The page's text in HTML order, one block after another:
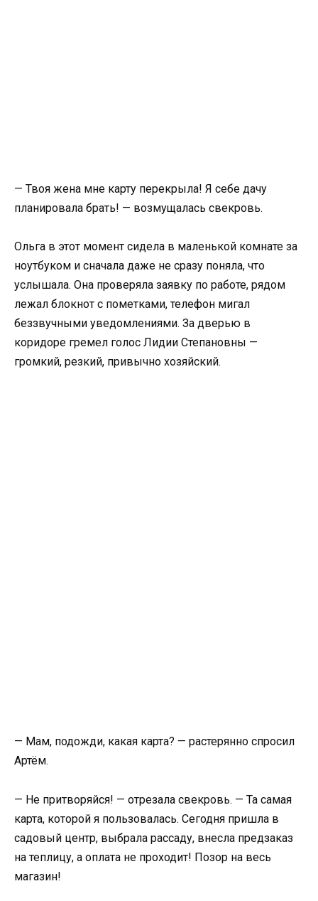
— Твоя жена мне карту перекрыла! Я себе дачу
планировала брать! — возмущалась свекровь.
Ольга в этот момент сидела в маленькой комнате за
ноутбуком и сначала даже не сразу поняла, что
услышала. Она проверяла заявку по работе, рядом
лежал блокнот с пометками, телефон мигал
беззвучными уведомлениями. За дверью в
коридоре гремел голос Лидии Степановны —
громкий, резкий, привычно хозяйский.
— Мам, подожди, какая карта? — растерянно спросил
Артём.
— Не притворяйся! — отрезала свекровь. — Та самая
карта, которой я пользовалась. Сегодня пришла в
садовый центр, выбрала рассаду, внесла предзаказ
на теплицу, а оплата не проходит! Позор на весь
магазин!